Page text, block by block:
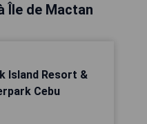
Île de Mactan
Island Resort &
Cebu